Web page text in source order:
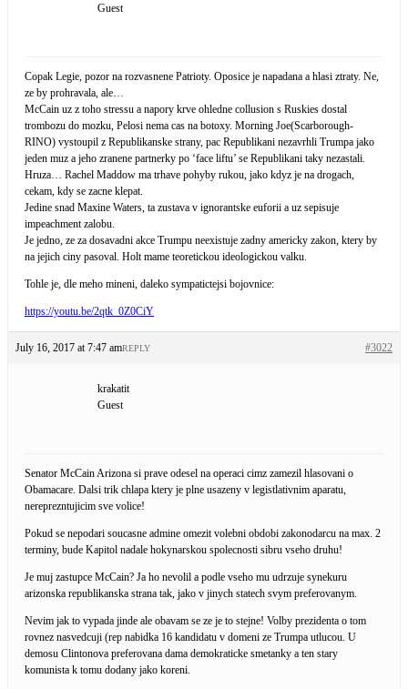
Guest
Copak Legie, pozor na rozvasnene Patrioty. Oposice je napadana a hlasi ztraty. Ne,
ze by prohravala, ale…
McCain uz z toho stressu a napory krve ohledne collusion s Ruskies dostal
trombozu do mozku, Pelosi nema cas na botoxy. Morning Joe(Scarborough-
RINO) vystoupil z Republikanske strany, pac Republikani nezavrhli Trumpa jako
jeden muz a jeho zranene partnerky po ‘face liftu’ se Republikani taky nezastali.
Hruza… Rachel Maddow ma trhave pohyby rukou, jako kdyz je na drogach,
cekam, kdy se zacne klepat.
Jedine snad Maxine Waters, ta zustava v ignorantske euforii a uz sepisuje
impeachment zalobu.
Je jedno, ze za dosavadni akce Trumpu neexistuje zadny americky zakon, ktery by
na jejich ciny pasoval. Holt mame teoretickou ideologickou valku.
Tohle je, dle meho mineni, daleko sympatictejsi bojovnice:
https://youtu.be/2qtk_0Z0CiY
July 16, 2017 at 7:47 am #3022
REPLY
krakatit
Guest
Senator McCain Arizona si prave odesel na operaci cimz zamezil hlasovani o
Obamacare. Dalsi trik chlapa ktery je plne usazeny v legistlativnim aparatu,
nereprezntujicim sve volice!
Pokud se nepodari soucasne admine omezit volebni obdobi zakonodarcu na max. 2
terminy, bude Kapitol nadale hokynarskou spolecnosti sibru vseho druhu!
Je muj zastupce McCain? Ja ho nevolil a podle vseho mu udrzuje synekuru
arizonska republikanska strana tak, jako v jinych statech svym preferovanym.
Nevim jak to vypada jinde ale obavam se ze je to stejne! Volby prezidenta o tom
rovnez nasvedcuji (rep nabidka 16 kandidatu v domeni ze Trumpa utlucou. U
demosu Clintonova preferovana dama demokraticke smetanky a ten stary
komunista k tomu dodany jako koreni.